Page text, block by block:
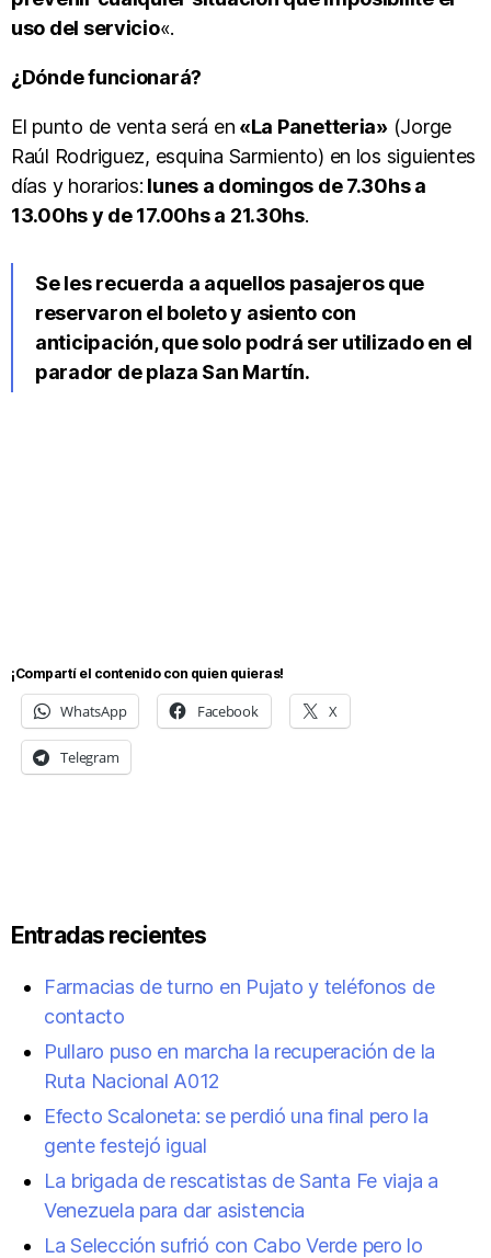
uso del servicio«.
¿Dónde funcionará?
El punto de venta será en «La Panetteria»(Jorge
Raúl Rodriguez, esquina Sarmiento) en los siguientes
días y horarios: lunes a domingos de 7.30hs a
13.00hs y de 17.00hs a 21.30hs.
Se les recuerda a aquellos pasajeros que
reservaron el boleto y asiento con
anticipación, que solo podrá ser utilizado en el
parador de plaza San Martín.
¡Compartí el contenido con quien quieras!
WhatsApp Facebook X
Telegram
Entradas recientes
Farmacias de turno en Pujato y teléfonos de
contacto
Pullaro puso en marcha la recuperación de la
Ruta Nacional A012
Efecto Scaloneta: se perdió una final pero la
gente festejó igual
La brigada de rescatistas de Santa Fe viaja a
Venezuela para dar asistencia
La Selección sufrió con Cabo Verde pero lo